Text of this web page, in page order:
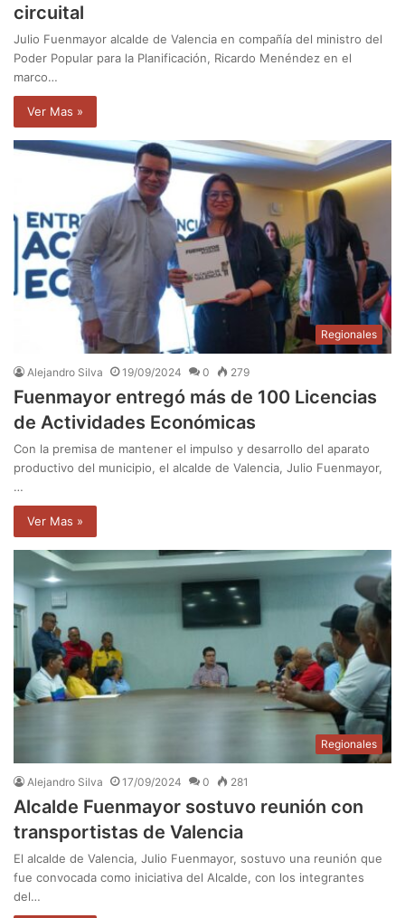
circuital
Julio Fuenmayor alcalde de Valencia en compañía del ministro del
Poder Popular para la Planificación, Ricardo Menéndez en el
marco…
Ver Mas »
Regionales
Alejandro Silva 19/09/2024 0 279
Fuenmayor entregó más de 100 Licencias
de Actividades Económicas
Con la premisa de mantener el impulso y desarrollo del aparato
productivo del municipio, el alcalde de Valencia, Julio Fuenmayor,
…
Ver Mas »
Regionales
Alejandro Silva 17/09/2024 0 281
Alcalde Fuenmayor sostuvo reunión con
transportistas de Valencia
El alcalde de Valencia, Julio Fuenmayor, sostuvo una reunión que
fue convocada como iniciativa del Alcalde, con los integrantes
del…